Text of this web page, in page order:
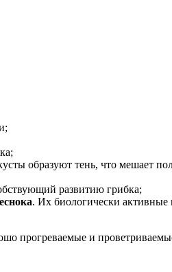
образуют тень, что мешает
развитию грибка;
. Их биологически активные
прогреваемые и